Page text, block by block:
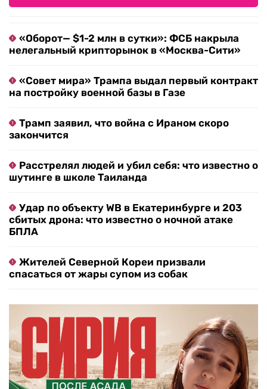
«Оборот— $1-2 млн в сутки»: ФСБ накрыла
нелегальный крипторынок в «Москва-Сити»
«Совет мира» Трампа выдал первый контракт
на постройку военной базы в Газе
Трамп заявил, что война с Ираном скоро
закончится
Расстрелял людей и убил себя: что известно о
шутинге в школе Таиланда
Удар по объекту WB в Екатеринбурге и 203
сбитых дрона: что известно о ночной атаке
БПЛА
Жителей Северной Кореи призвали
спасаться от жары супом из собак